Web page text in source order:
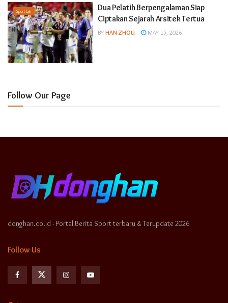
Sport Lain
Dua Pelatih Berpengalaman Siap
Ciptakan Sejarah Arsitek Tertua
BY HAN ZHOU MAY 15, 2026
Follow Our Page
donghan.co.id - Portal Berita Sport terbaru & Terupdate 2026
Follow Us